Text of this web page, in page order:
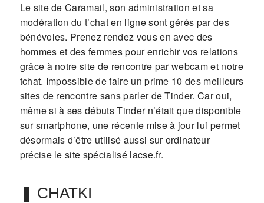
Le site de Caramail, son administration et sa
modération du t’chat en ligne sont gérés par des
bénévoles. Prenez rendez vous en avec des
hommes et des femmes pour enrichir vos relations
grâce à notre site de rencontre par webcam et notre
tchat. Impossible de faire un prime 10 des meilleurs
sites de rencontre sans parler de Tinder. Car oui,
même si à ses débuts Tinder n’était que disponible
sur smartphone, une récente mise à jour lui permet
désormais d’être utilisé aussi sur ordinateur
précise le site spécialisé lacse.fr.
❚ CHATKI